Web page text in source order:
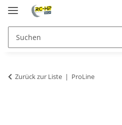
Zurück zur Liste ProLine